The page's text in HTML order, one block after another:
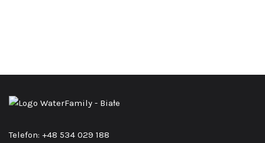
Telefon: +48 534 029 188